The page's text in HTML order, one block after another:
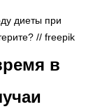
диеты при
// freepik
в